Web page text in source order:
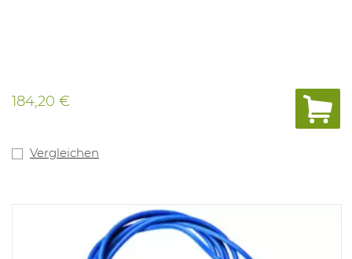
184,20 €
Vergleichen